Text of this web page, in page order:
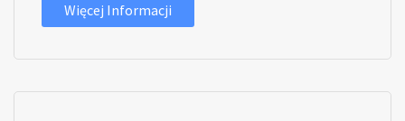
Więcej Informacji